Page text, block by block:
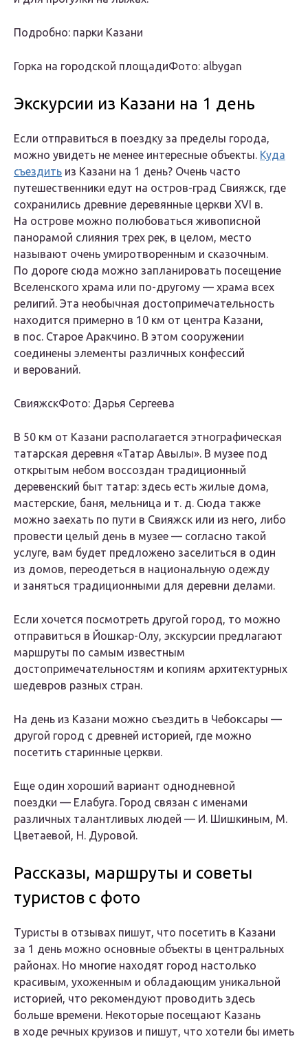
Подробно: парки Казани
Горка на городской площадиФото: albygan
Экскурсии из Казани на 1 день
Если отправиться в поездку за пределы города,
можно увидеть не менее интересные объекты. Куда
съездить из Казани на 1 день? Очень часто
путешественники едут на остров-град Свияжск, где
сохранились древние деревянные церкви XVI в.
На острове можно полюбоваться живописной
панорамой слияния трех рек, в целом, место
называют очень умиротворенным и сказочным.
По дороге сюда можно запланировать посещение
Вселенского храма или по-другому — храма всех
религий. Эта необычная достопримечательность
находится примерно в 10 км от центра Казани,
в пос. Старое Аракчино. В этом сооружении
соединены элементы различных конфессий
и верований.
СвияжскФото: Дарья Сергеева
В 50 км от Казани располагается этнографическая
татарская деревня «Татар Авылы». В музее под
открытым небом воссоздан традиционный
деревенский быт татар: здесь есть жилые дома,
мастерские, баня, мельница и т. д. Сюда также
можно заехать по пути в Свияжск или из него, либо
провести целый день в музее — согласно такой
услуге, вам будет предложено заселиться в один
из домов, переодеться в национальную одежду
и заняться традиционными для деревни делами.
Если хочется посмотреть другой город, то можно
отправиться в Йошкар-Олу, экскурсии предлагают
маршруты по самым известным
достопримечательностям и копиям архитектурных
шедевров разных стран.
На день из Казани можно съездить в Чебоксары —
другой город с древней историей, где можно
посетить старинные церкви.
Еще один хороший вариант однодневной
поездки — Елабуга. Город связан с именами
различных талантливых людей — И. Шишкиным, М.
Цветаевой, Н. Дуровой.
Рассказы, маршруты и советы
туристов с фото
Туристы в отзывах пишут, что посетить в Казани
за 1 день можно основные объекты в центральных
районах. Но многие находят город настолько
красивым, ухоженным и обладающим уникальной
историей, что рекомендуют проводить здесь
больше времени. Некоторые посещают Казань
в ходе речных круизов и пишут, что хотели бы иметь